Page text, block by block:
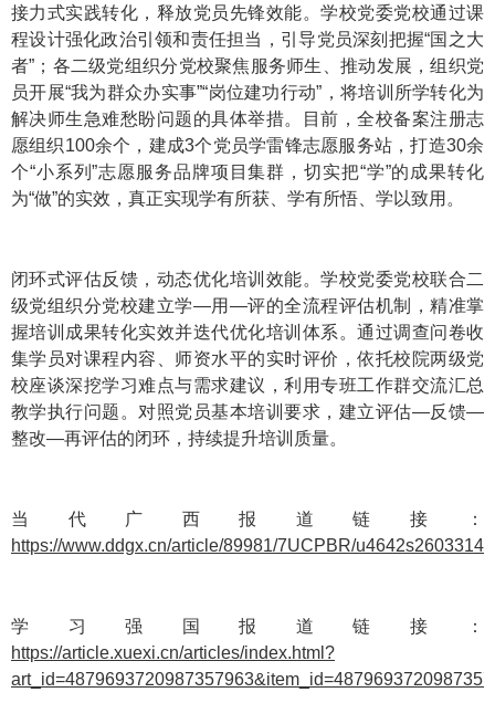
接力式实践转化，释放党员先锋效能。学校党委党校通过课
程设计强化政治引领和责任担当，引导党员深刻把握“国之大
者”；各二级党组织分党校聚焦服务师生、推动发展，组织党
员开展“我为群众办实事”“岗位建功行动”，将培训所学转化为
解决师生急难愁盼问题的具体举措。目前，全校备案注册志
愿组织100余个，建成3个党员学雷锋志愿服务站，打造30余
个“小系列”志愿服务品牌项目集群，切实把“学”的成果转化
为“做”的实效，真正实现学有所获、学有所悟、学以致用。
闭环式评估反馈，动态优化培训效能。学校党委党校联合二
级党组织分党校建立学—用—评的全流程评估机制，精准掌
握培训成果转化实效并迭代优化培训体系。通过调查问卷收
集学员对课程内容、师资水平的实时评价，依托校院两级党
校座谈深挖学习难点与需求建议，利用专班工作群交流汇总
教学执行问题。对照党员基本培训要求，建立评估—反馈—
整改—再评估的闭环，持续提升培训质量。
当代广西报道链接：
https://www.ddgx.cn/article/89981/7UCPBR/
学习强国报道链接：
https://article.xuexi.cn/articles/index.html?